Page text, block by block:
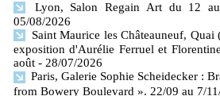
Lyon, Salon Regain Art du 12
05/08/2026
Saint Maurice les Châteauneuf, Quai
exposition d'Aurélie Ferruel et
août - 28/07/2026
Paris, Galerie Sophie Scheidecker :
from Bowery Boulevard ». 22/09 au 7/